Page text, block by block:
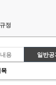
정
용 일반공